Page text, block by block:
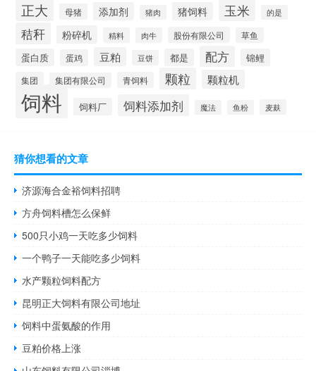
正大 母猪 添加剂 猪肉 猪饲料 玉米 的是
秸秆 粉碎机 精料 肉牛 股份有限公司 草鱼
蛋白质 蛋鸡 豆粕 豆饼 都是 配方 锦鲤
集团 集团有限公司 青饲料 颗粒 颗粒机
饲料 饲料厂 饲料添加剂 魔法 鱼粉 麦麸
猜你想看的文章
济源海合金裕饲料招聘
方舟饲料槽怎么保鲜
500只小鸡一天吃多少饲料
一个鸭子一天能吃多少饲料
水产颗粒饲料配方
昆明正大饲料有限公司地址
饲料中蛋氨酸的作用
豆粕价格上涨